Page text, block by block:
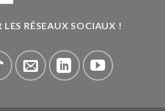
RÉSEAUX SOCIAUX !